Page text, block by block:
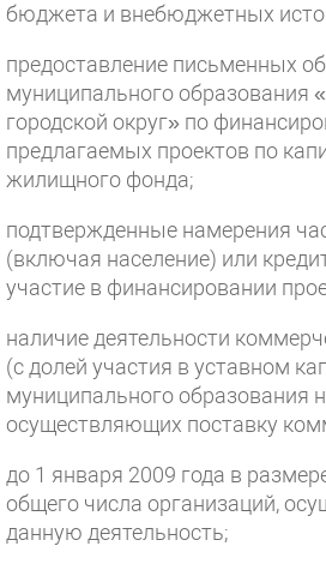
бюджета и внебюджетных
предоставление письменных
муниципального образования
городской округ» по
предлагаемых проектов по
жилищного фонда;
подтвержденные намерения
(включая население) или
участие в финансировании
наличие деятельности
(с долей участия в уставном
муниципального образования
осуществляющих поставку
до 1 января 2009 года в
общего числа организаций,
данную деятельность;